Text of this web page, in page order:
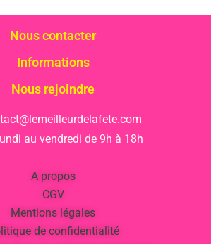
Nous contacter
Informations
Nous rejoindre
au vendredi de 9h à 18h
A propos
CGV
Mentions légales
de confidentialité